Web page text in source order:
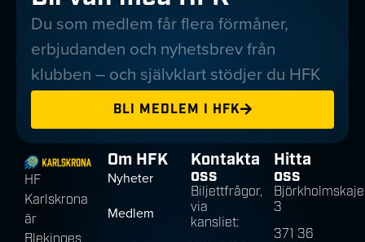
Du som medlem får flera förmåner,
erbjudanden och nyhetsbrev från
klubben – och självklart stödjer du HFK
BLI MEDLEM I HFK
HF
Karlskrona
är
Om HFK
Nyheter
Medlem
Kontakta
oss
Biljettfrågor,
via
kansliet:
Hitta
oss
3
371 36